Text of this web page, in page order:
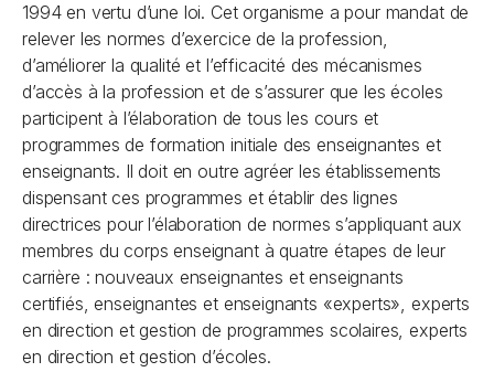
1994 en vertu d’une loi. Cet organisme a pour mandat de
relever les normes d’exercice de la profession,
d’améliorer la qualité et l’efficacité des mécanismes
d’accès à la profession et de s’assurer que les écoles
participent à l’élaboration de tous les cours et
programmes de formation initiale des enseignantes et
enseignants. Il doit en outre agréer les établissements
dispensant ces programmes et établir des lignes
directrices pour l’élaboration de normes s’appliquant aux
membres du corps enseignant à quatre étapes de leur
carrière : nouveaux enseignantes et enseignants
certifiés, enseignantes et enseignants «experts», experts
en direction et gestion de programmes scolaires, experts
en direction et gestion d’écoles.